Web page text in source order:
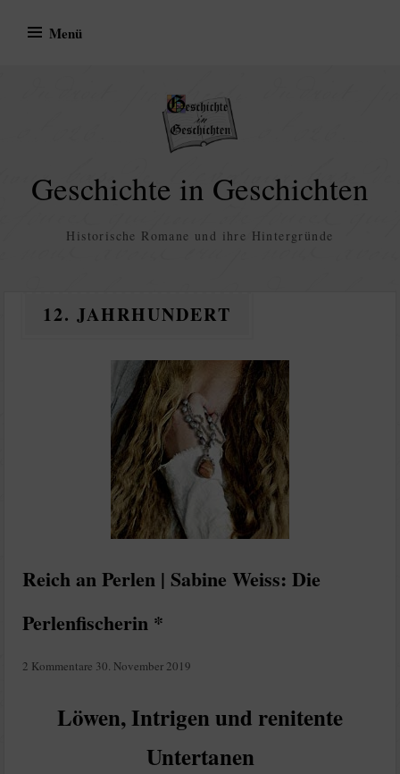
Inhalt
Menü
Geschichte in Geschichten
Historische Romane und ihre Hintergründe
12. JAHRHUNDERT
Reich an Perlen | Sabine Weiss: Die
Perlenfischerin *
2 Kommentare 30. November 2019
Löwen, Intrigen und renitente
Untertanen